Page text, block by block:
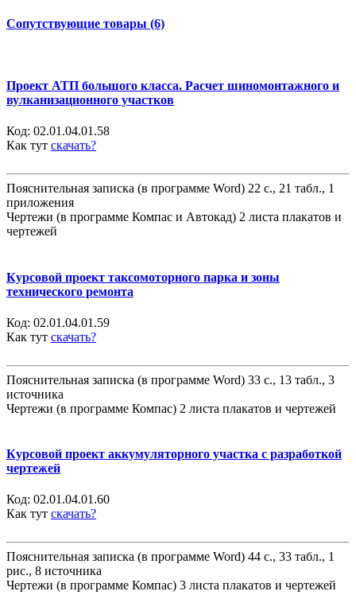
Сопутствующие товары (6)
Проект АТП большого класса. Расчет шиномонтажного и
вулканизационного участков
Код: 02.01.04.01.58
Как тут скачать?
Пояснительная записка (в программе Word) 22 с., 21 табл., 1
приложения
Чертежи (в программе Компас и Автокад) 2 листа плакатов и
чертежей
Курсовой проект таксомоторного парка и зоны
технического ремонта
Код: 02.01.04.01.59
Как тут скачать?
Пояснительная записка (в программе Word) 33 с., 13 табл., 3
источника
Чертежи (в программе Компас) 2 листа плакатов и чертежей
Курсовой проект аккумуляторного участка с разработкой
чертежей
Код: 02.01.04.01.60
Как тут скачать?
Пояснительная записка (в программе Word) 44 с., 33 табл., 1
рис., 8 источника
Чертежи (в программе Компас) 3 листа плакатов и чертежей